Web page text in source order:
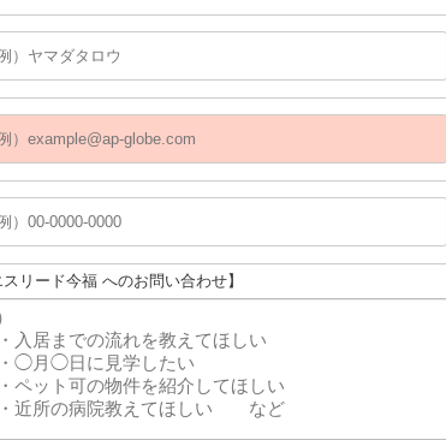
スリード今福 へのお問い合わせ】